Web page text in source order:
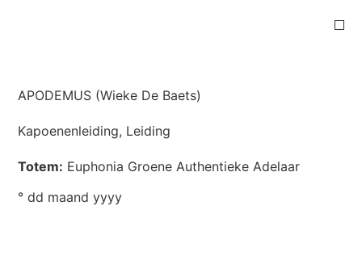
APODEMUS (Wieke De Baets)
Kapoenenleiding, Leiding
Totem: Euphonia Groene Authentieke Adelaar
° dd maand yyyy